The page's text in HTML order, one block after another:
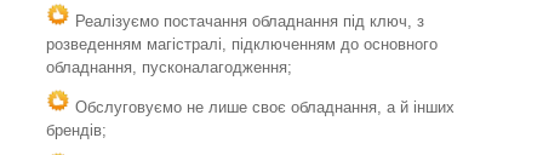
Реалізуємо постачання обладнання під ключ, з
розведенням магістралі, підключенням до основного
обладнання, пусконалагодження;
Обслуговуємо не лише своє обладнання, а й інших
брендів;